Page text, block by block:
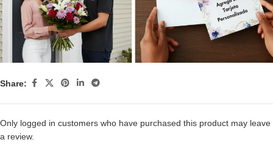
Share:
Only logged in customers who have purchased this product may leave
a review.